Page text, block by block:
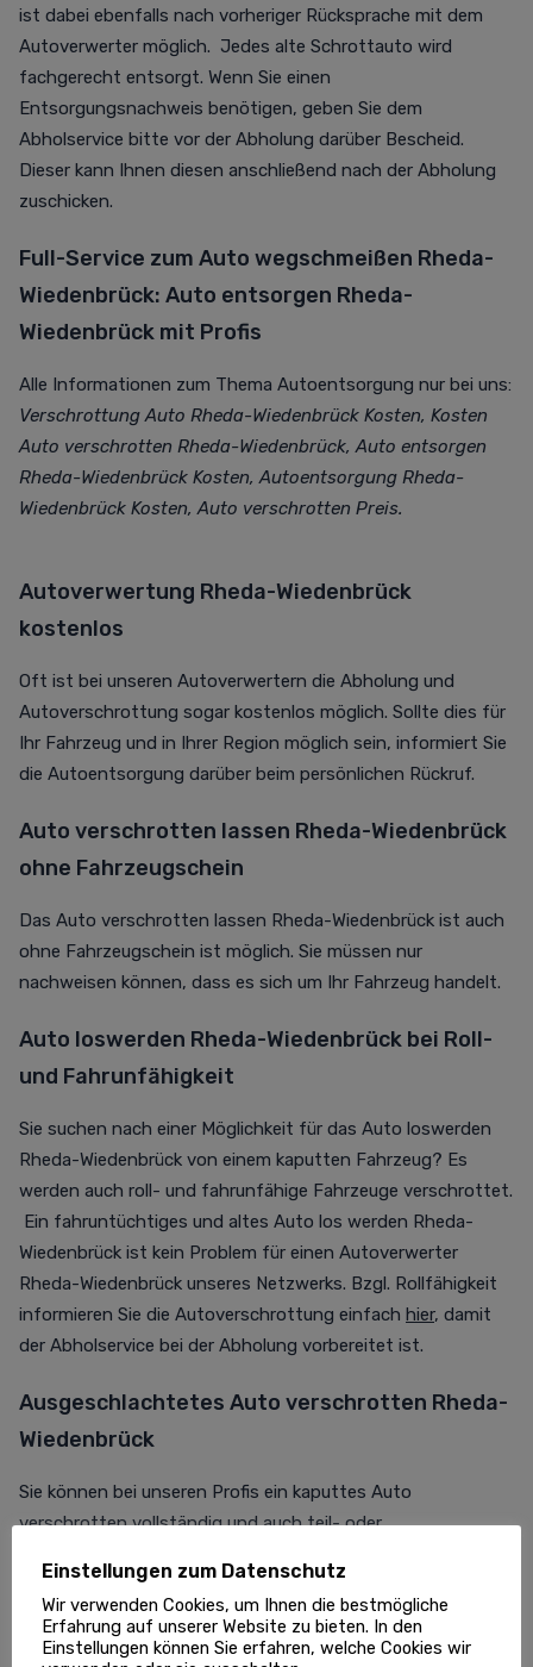
ist dabei ebenfalls nach vorheriger Rücksprache mit dem
Autoverwerter möglich. Jedes alte Schrottauto wird
fachgerecht entsorgt. Wenn Sie einen
Entsorgungsnachweis benötigen, geben Sie dem
Abholservice bitte vor der Abholung darüber Bescheid.
Dieser kann Ihnen diesen anschließend nach der Abholung
zuschicken.
Full-Service zum Auto wegschmeißen Rheda-
Wiedenbrück: Auto entsorgen Rheda-
Wiedenbrück mit Profis
Alle Informationen zum Thema Autoentsorgung nur bei uns:
Verschrottung Auto Rheda-Wiedenbrück Kosten, Kosten
Auto verschrotten Rheda-Wiedenbrück, Auto entsorgen
Rheda-Wiedenbrück Kosten, Autoentsorgung Rheda-
Wiedenbrück Kosten, Auto verschrotten Preis.
Autoverwertung Rheda-Wiedenbrück
kostenlos
Oft ist bei unseren Autoverwertern die Abholung und
Autoverschrottung sogar kostenlos möglich. Sollte dies für
Ihr Fahrzeug und in Ihrer Region möglich sein, informiert Sie
die Autoentsorgung darüber beim persönlichen Rückruf.
Auto verschrotten lassen Rheda-Wiedenbrück
ohne Fahrzeugschein
Das Auto verschrotten lassen Rheda-Wiedenbrück ist auch
ohne Fahrzeugschein ist möglich. Sie müssen nur
nachweisen können, dass es sich um Ihr Fahrzeug handelt.
Auto loswerden Rheda-Wiedenbrück bei Roll-
und Fahrunfähigkeit
Sie suchen nach einer Möglichkeit für das Auto loswerden
Rheda-Wiedenbrück von einem kaputten Fahrzeug? Es
werden auch roll- und fahrunfähige Fahrzeuge verschrottet.
Ein fahruntüchtiges und altes Auto los werden Rheda-
Wiedenbrück ist kein Problem für einen Autoverwerter
Rheda-Wiedenbrück unseres Netzwerks. Bzgl. Rollfähigkeit
informieren Sie die Autoverschrottung einfach hier, damit
der Abholservice bei der Abholung vorbereitet ist.
Ausgeschlachtetes Auto verschrotten Rheda-
Wiedenbrück
Sie können bei unseren Profis ein kaputtes Auto
verschrotten vollständig und auch teil- oder
Entsorgungsfachbetrieb dagegen nicht wichtig. Es ist nur
wichtig, ob bereits Autoteile ausgebaut wurden. Der
Abholservice holt Ihr altes Auto immer ab - bei
Einstellungen zum Datenschutz
Wir verwenden Cookies, um Ihnen die bestmögliche
Erfahrung auf unserer Website zu bieten. In den
Einstellungen können Sie erfahren, welche Cookies wir